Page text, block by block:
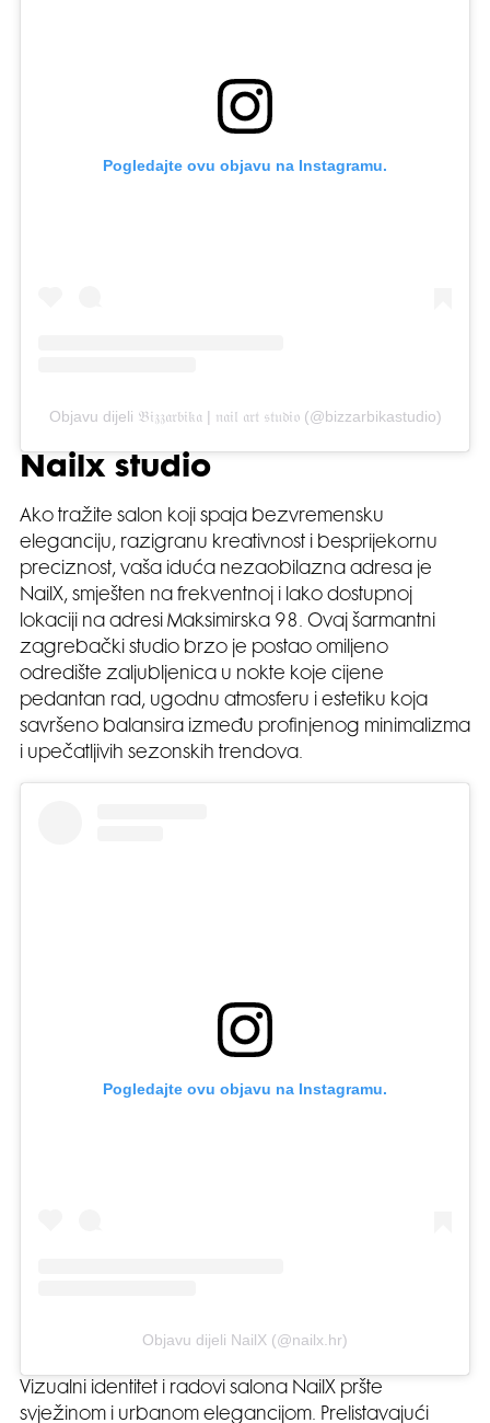
Pogledajte ovu objavu na Instagramu.
Objavu dijeli 𝔅𝔦𝔷𝔷𝔞𝔯𝔟𝔦𝔨𝔞 | 𝔫𝔞𝔦𝔩 𝔞𝔯𝔱 𝔰𝔱𝔲𝔡𝔦𝔬 (@bizzarbikastudio)
Nailx studio
Ako tražite salon koji spaja bezvremensku
eleganciju, razigranu kreativnost i besprijekornu
preciznost, vaša iduća nezaobilazna adresa je
NailX, smješten na frekventnoj i lako dostupnoj
lokaciji na adresi Maksimirska 98. Ovaj šarmantni
zagrebački studio brzo je postao omiljeno
odredište zaljubljenica u nokte koje cijene
pedantan rad, ugodnu atmosferu i estetiku koja
savršeno balansira između profinjenog minimalizma
i upečatljivih sezonskih trendova.
Pogledajte ovu objavu na Instagramu.
Objavu dijeli NailX (@nailx.hr)
Vizualni identitet i radovi salona NailX pršte
svježinom i urbanom elegancijom. Prelistavajući